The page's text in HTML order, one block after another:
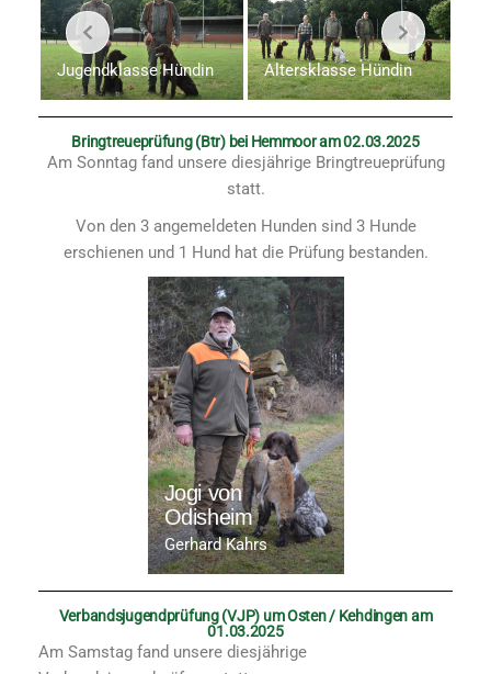
Jugendklasse Hündin Altersklasse Hündin
Bringtreueprüfung (Btr) bei Hemmoor am 02.03.2025
Am Sonntag fand unsere diesjährige Bringtreueprüfung
statt.
Von den 3 angemeldeten Hunden sind 3 Hunde
erschienen und 1 Hund hat die Prüfung bestanden.
Jogi von
Odisheim
Gerhard Kahrs
Verbandsjugendprüfung (VJP) um Osten / Kehdingen am
01.03.2025
Am Samstag fand unsere diesjährige